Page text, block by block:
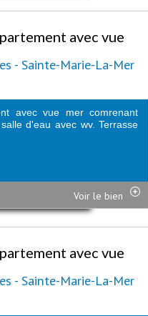
avec vue
- Sainte-Marie-La-Mer
avec vue mer comrenant
d'eau avec wv. Terrasse
Voir le bien
avec vue
- Sainte-Marie-La-Mer